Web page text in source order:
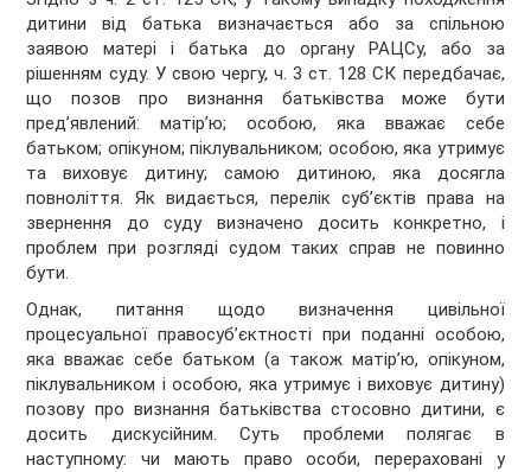
дитини від батька визначається або за спільною
заявою матері і батька до органу РАЦСу, або за
рішенням суду. У свою чергу, ч. 3 ст. 128 СК передбачає,
що позов про визнання батьківства може бути
пред’явлений: матір’ю; особою, яка вважає себе
батьком; опікуном; піклувальником; особою, яка утримує
та виховує дитину; самою дитиною, яка досягла
повноліття. Як видається, перелік суб’єктів права на
звернення до суду визначено досить конкретно, і
проблем при розгляді судом таких справ не повинно
бути.
Однак, питання щодо визначення цивільної
процесуальної правосуб’єктності при поданні особою,
яка вважає себе батьком (а також матір’ю, опікуном,
піклувальником і особою, яка утримує і виховує дитину)
позову про визнання батьківства стосовно дитини, є
досить дискусійним. Суть проблеми полягає в
наступному: чи мають право особи, перераховані у